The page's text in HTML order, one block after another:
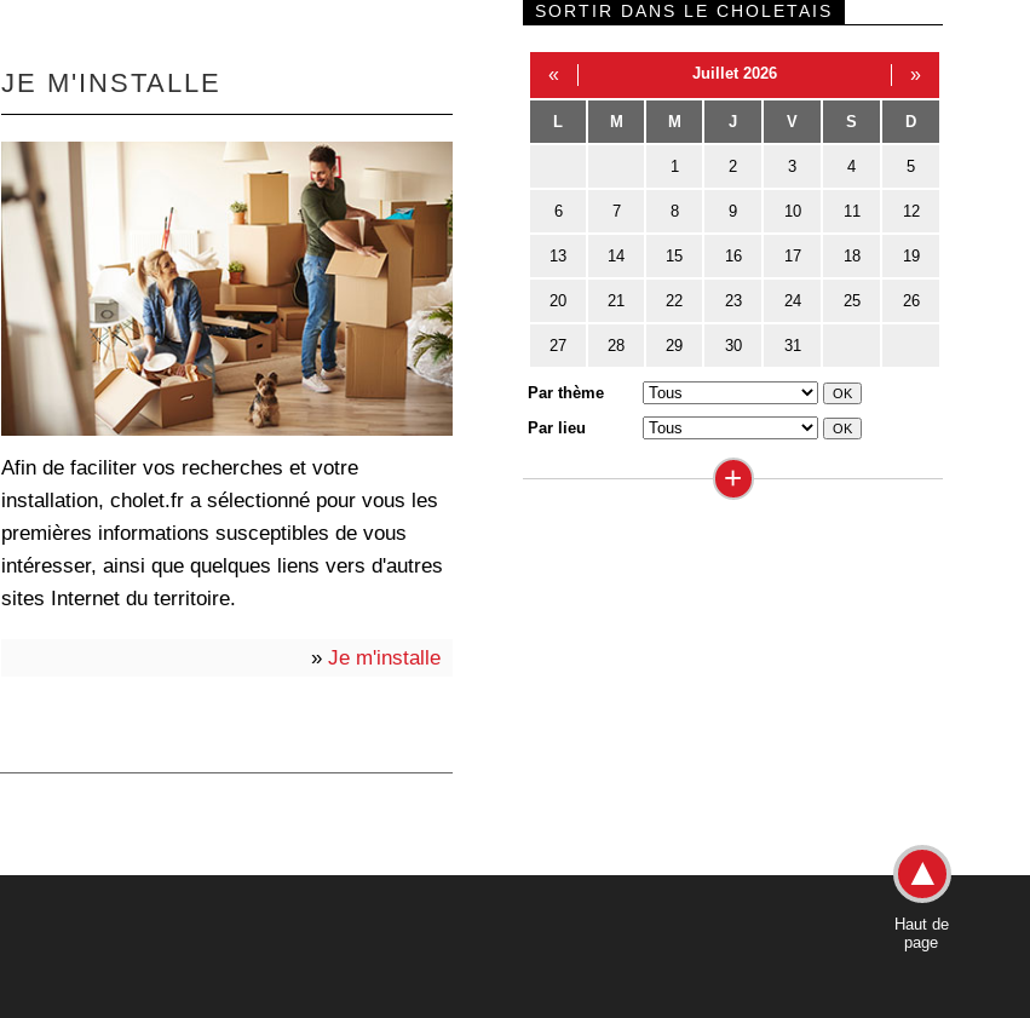
JE M'INSTALLE
Afin de faciliter vos recherches et votre
installation, cholet.fr a sélectionné pour vous les
premières informations susceptibles de vous
intéresser, ainsi que quelques liens vers d'autres
sites Internet du territoire.
»Je m'installe
SORTIR DANS LE CHOLETAIS
« Juillet 2026 »
L M M J V S D
1 2 3 4 5
6 7 8 9 10 11 12
13 14 15 16 17 18 19
20 21 22 23 24 25 26
27 28 29 30 31
Par thème
Par lieu
+
Haut de
page